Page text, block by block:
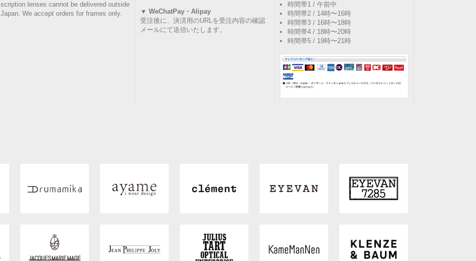
scription lenses cannot be delivered outside
Japan. We accept orders for frames only.
▼ WeChatPay・Alipay
受注後に、決済用のURLを受注内容の確認
メールにて送信いたします。
時間帯1 / 午前中
時間帯2 / 14時〜16時
時間帯3 / 16時〜18時
時間帯4 / 18時〜20時
時間帯5 / 19時〜21時